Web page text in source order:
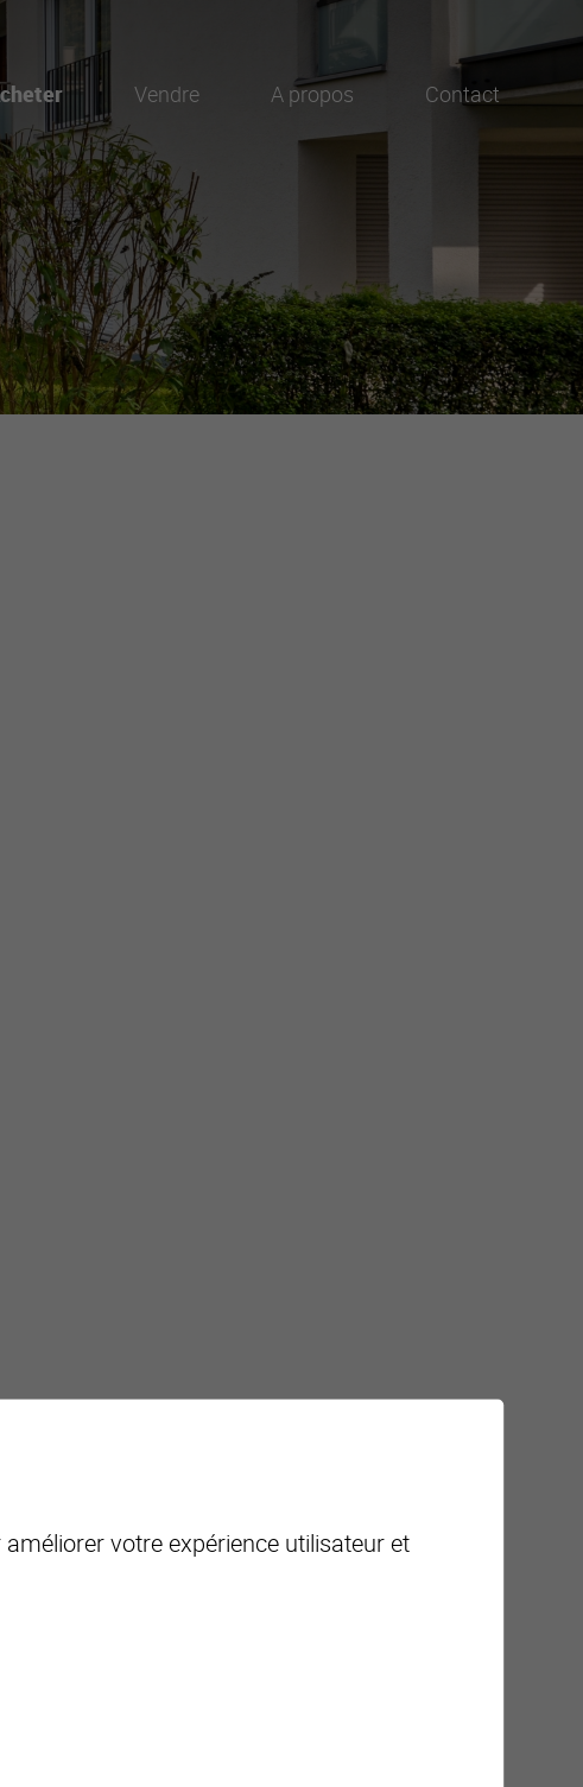
Vendre A propos Contact
votre expérience utilisateur et